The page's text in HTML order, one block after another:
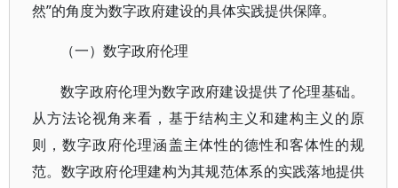
然”的角度为数字政府建设的具体实践提供保障。
（一）数字政府伦理
数字政府伦理为数字政府建设提供了伦理基础。
从方法论视角来看，基于结构主义和建构主义的原
则，数字政府伦理涵盖主体性的德性和客体性的规
范。数字政府伦理建构为其规范体系的实践落地提供